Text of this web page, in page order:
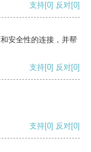
支持[0] 反对[0]
安全性的连接，并帮
支持[0] 反对[0]
支持[0] 反对[0]